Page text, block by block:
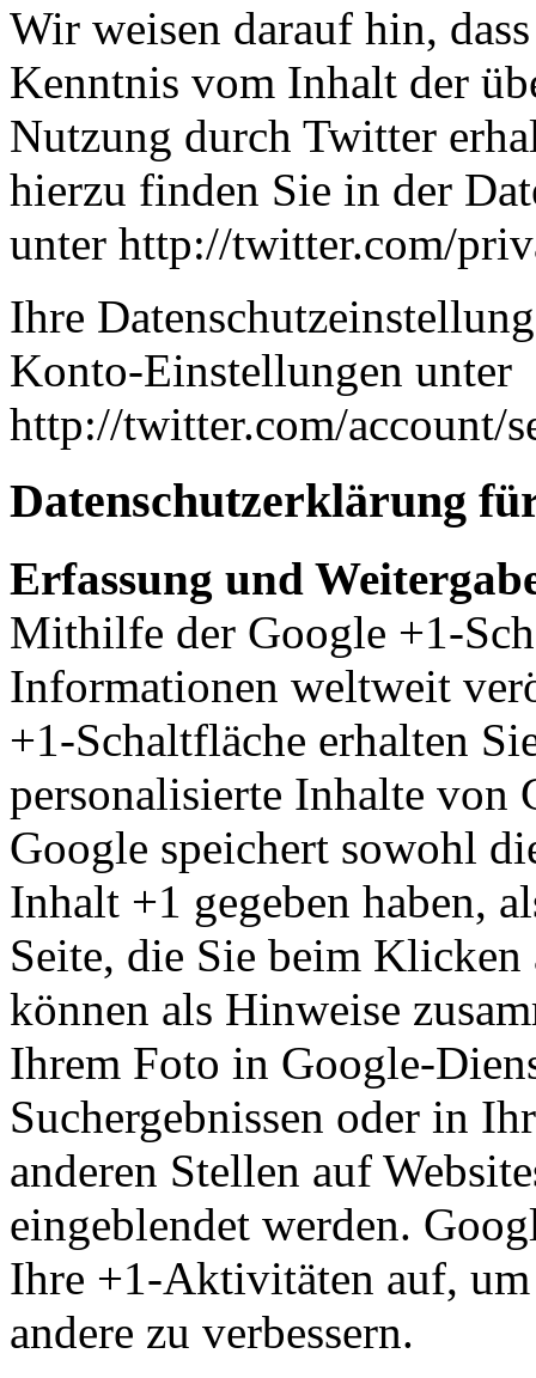
Wir weisen darauf hin,
Kenntnis vom Inhalt der
Nutzung durch Twitter
hierzu finden Sie in der
unter http://twitter.com/
Ihre
Konto-Einstellungen unter
http://twitter.com/account/
Datenschutzerklärung
Erfassung und
Mithilfe der Google +1-
Informationen weltweit
+1-Schaltfläche erhalten
personalisierte Inhalte von
Google speichert sowohl
Inhalt +1 gegeben haben,
Seite, die Sie beim Klicken
können als Hinweise
Ihrem Foto in Google-
Suchergebnissen oder in
anderen Stellen auf
eingeblendet werden.
Ihre +1-Aktivitäten auf,
andere zu verbessern.